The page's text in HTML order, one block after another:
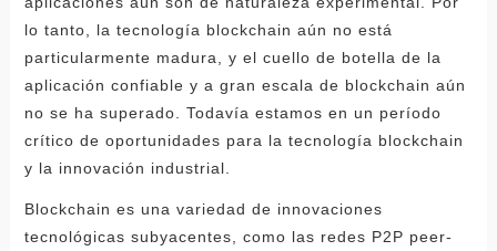
lo tanto, la tecnología blockchain aún no está
particularmente madura, y el cuello de botella de la
aplicación confiable y a gran escala de blockchain aún
no se ha superado. Todavía estamos en un período
crítico de oportunidades para la tecnología blockchain
y la innovación industrial.
Blockchain es una variedad de innovaciones
tecnológicas subyacentes, como las redes P2P peer-